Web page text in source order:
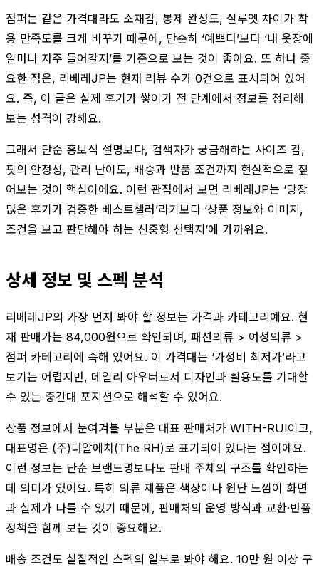
점퍼는 같은 가격대라도 소재감, 봉제 완성도, 실루엣 차이가 착
용 만족도를 크게 바꾸기 때문에, 단순히 ‘예쁘다’보다 ‘내 옷장에
얼마나 자주 들어갈지’를 기준으로 보는 것이 좋아요. 또 하나 중
요한 점은, 리베레JP는 현재 리뷰 수가 0건으로 표시되어 있어
요. 즉, 이 글은 실제 후기가 쌓이기 전 단계에서 정보를 정리해
보는 성격이 강해요.
그래서 단순 홍보식 설명보다, 검색자가 궁금해하는 사이즈 감,
핏의 안정성, 관리 난이도, 배송과 반품 조건까지 현실적으로 짚
어보는 것이 핵심이에요. 이런 관점에서 보면 리베레JP는 ‘당장
많은 후기가 검증한 베스트셀러’라기보다 ‘상품 정보와 이미지,
조건을 보고 판단해야 하는 신중형 선택지’에 가까워요.
상세 정보 및 스펙 분석
리베레JP의 가장 먼저 봐야 할 정보는 가격과 카테고리예요. 현
재 판매가는 84,000원으로 확인되며, 패션의류 > 여성의류 >
점퍼 카테고리에 속해 있어요. 이 가격대는 ‘가성비 최저가’라고
보기는 어렵지만, 데일리 아우터로서 디자인과 활용도를 기대할
수 있는 중간대 포지션으로 해석할 수 있어요.
상품 정보에서 눈여겨볼 부분은 대표 판매처가 WITH-RUI이고,
대표명은 (주)더알에치(The RH)로 표기되어 있다는 점이에요.
이런 정보는 단순 브랜드명보다도 판매 주체의 구조를 확인하는
데 의미가 있어요. 특히 의류 제품은 색상이나 원단 느낌이 화면
과 실제가 다를 수 있기 때문에, 판매처의 운영 방식과 교환·반품
정책을 함께 보는 것이 중요해요.
배송 조건도 실질적인 스펙의 일부로 봐야 해요. 10만 원 이상 구